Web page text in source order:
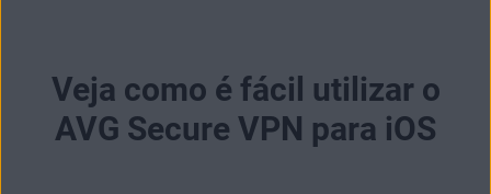
Veja como é fácil utilizar o
AVG Secure VPN para iOS